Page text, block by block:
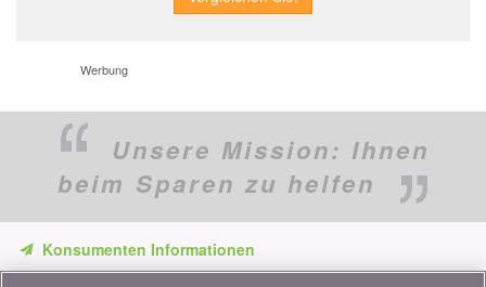
Werbung
Unsere Mission: Ihnen
beim Sparen zu helfen
Konsumenten Informationen